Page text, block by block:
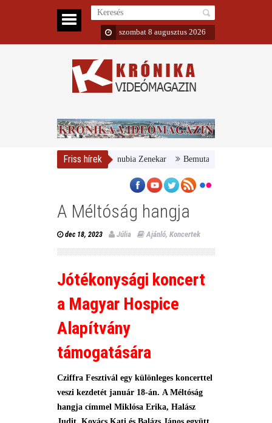
szombat 8 augusztus 2026
Friss hírek
Nemzeti Galéria és a Danubia Zenekar Bemutatta 2024/25-ös évadát a
A Méltóság hangja
dec 18, 2023 Júlia Ajánló, Koncertek
Jótékonysági koncert
a Magyar Hospice
Alapítvány
támogatására
Cziffra Fesztivál egy különleges koncerttel
veszi kezdetét január 18-án. A Méltóság
hangja címmel Miklósa Erika, Halász